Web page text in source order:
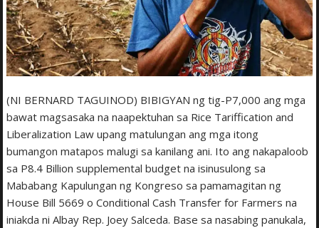
(NI BERNARD TAGUINOD) BIBIGYAN ng tig-P7,000 ang mga
bawat magsasaka na naapektuhan sa Rice Tariffication and
Liberalization Law upang matulungan ang mga itong
bumangon matapos malugi sa kanilang ani. Ito ang nakapaloob
sa P8.4 Billion supplemental budget na isinusulong sa
Mababang Kapulungan ng Kongreso sa pamamagitan ng
House Bill 5669 o Conditional Cash Transfer for Farmers na
iniakda ni Albay Rep. Joey Salceda. Base sa nasabing panukala,